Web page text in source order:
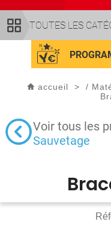
TOUTES LES
accueil > /
Voir tous les
Sauvetage